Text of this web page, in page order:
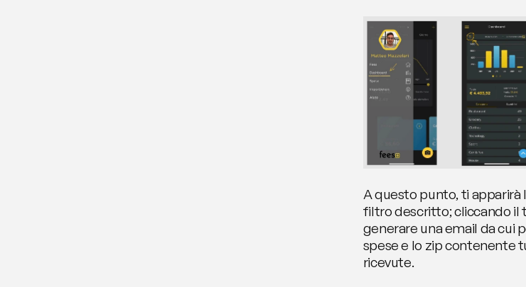
A questo punto, ti apparirà
filtro descritto; cliccando il
generare una email da cui
spese e lo zip contenente
ricevute.